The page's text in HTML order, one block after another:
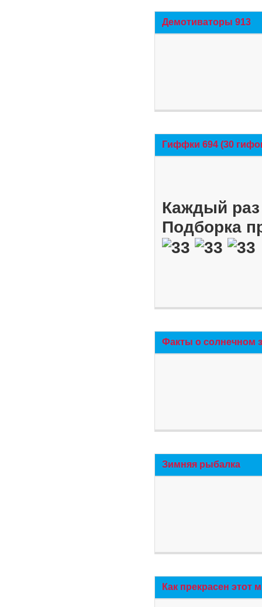
Демотиваторы 913
Гиффки 694 (30
Каждый
Подборка
Факты о солнечном
Зимняя рыбалка
Как прекрасен этот